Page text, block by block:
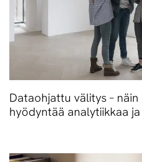
Dataohjattu välitys –
hyödyntää analytiikkaa